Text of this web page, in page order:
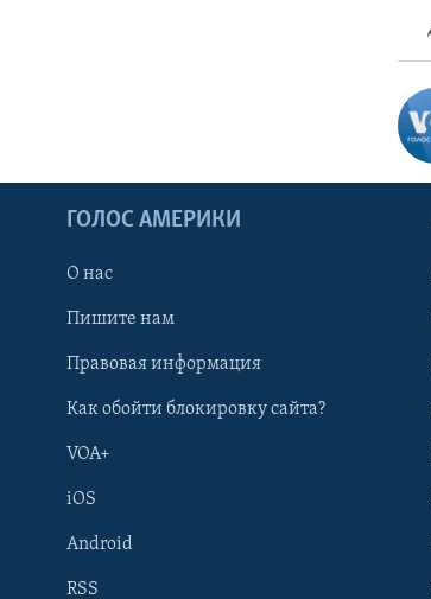
ГОЛОС АМЕРИКИ
О нас
Пишите нам
Правовая информация
Как обойти блокировку сайта?
VOA+
iOS
Android
RSS